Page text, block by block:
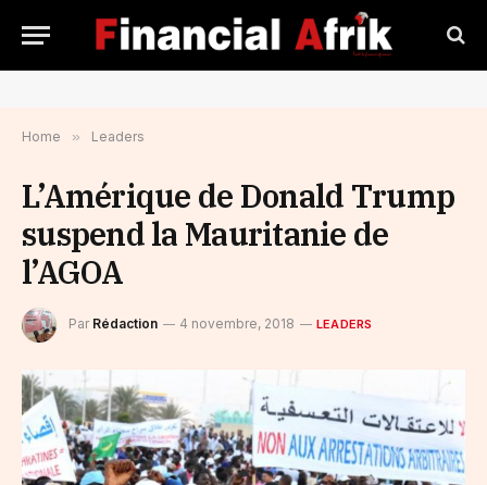
Home » Leaders
L’Amérique de Donald Trump
suspend la Mauritanie de
l’AGOA
Par Rédaction 4 novembre, 2018 LEADERS